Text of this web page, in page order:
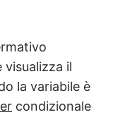
visualizza il
la variabile è
condizionale